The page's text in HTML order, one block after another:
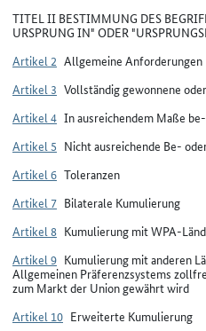
TITEL II BESTIMMUNG DES
URSPRUNG IN" ODER
Artikel 2 Allgemeine Anforderungen
Artikel 3 Vollständig gewonnene
Artikel 4 In ausreichendem Maße
Artikel 5 Nicht ausreichende Be-
Artikel 6 Toleranzen
Artikel 7 Bilaterale Kumulierung
Artikel 8 Kumulierung mit WPA-
Artikel 9 Kumulierung mit anderen
Allgemeinen Präferenzsystems
zum Markt der Union gewährt wird
Artikel 10 Erweiterte Kumulierung